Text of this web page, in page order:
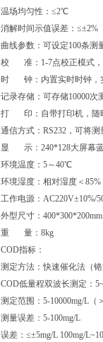
温场均匀性：≤2℃
消解时间示值误差：≤±2%
曲线参数：可设定100条测
校 准：1-7点校正模式，
时 钟：内置实时时钟，
记录存储：可存储10000次
打 印：自带打印机，随
通信方式：RS232，可将
显 示：240*128大屏幕蓝
环境温度：5～40℃
环境湿度：相对湿度＜85%
工作电源：AC220V±10%/
外型尺寸：400*300*200mm
重 量：8kg
COD指标：
测定方法：快速催化法（铬
COD低量程双波长测定：
测定范围：5-10000mg/L（
测量误差：5-100mg/L
误差：≤±5mg/L 100mg/